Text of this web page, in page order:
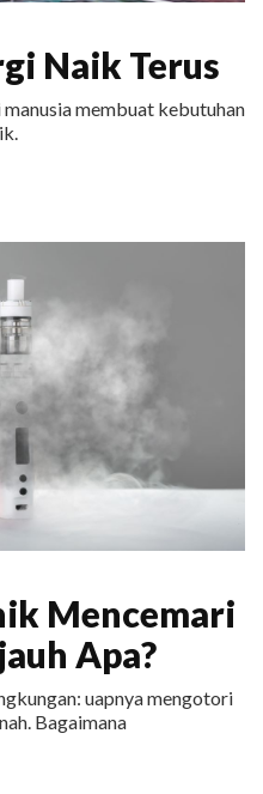
Naik Terus
membuat kebutuhan
Mencemari
Apa?
uapnya mengotori
Bagaimana